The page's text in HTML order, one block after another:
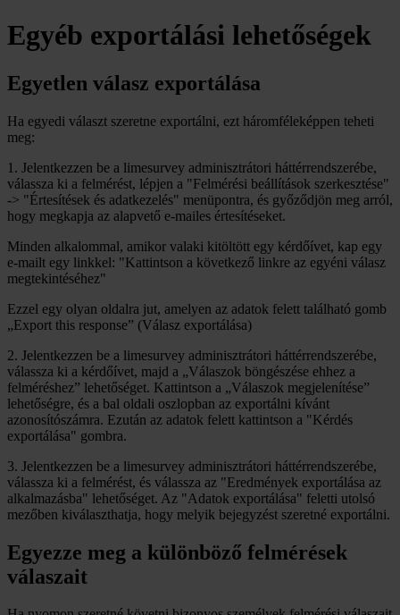
Egyéb exportálási lehetőségek
Egyetlen válasz exportálása
Ha egyedi választ szeretne exportálni, ezt háromféleképpen teheti
meg:
1. Jelentkezzen be a limesurvey adminisztrátori háttérrendszerébe,
válassza ki a felmérést, lépjen a "Felmérési beállítások szerkesztése"
-> "Értesítések és adatkezelés" menüpontra, és győződjön meg arról,
hogy megkapja az alapvető e-mailes értesítéseket.
Minden alkalommal, amikor valaki kitöltött egy kérdőívet, kap egy
e-mailt egy linkkel: "Kattintson a következő linkre az egyéni válasz
megtekintéséhez"
Ezzel egy olyan oldalra jut, amelyen az adatok felett található gomb
„Export this response” (Válasz exportálása)
2. Jelentkezzen be a limesurvey adminisztrátori háttérrendszerébe,
válassza ki a kérdőívet, majd a „Válaszok böngészése ehhez a
felméréshez” lehetőséget. Kattintson a „Válaszok megjelenítése”
lehetőségre, és a bal oldali oszlopban az exportálni kívánt
azonosítószámra. Ezután az adatok felett kattintson a "Kérdés
exportálása" gombra.
3. Jelentkezzen be a limesurvey adminisztrátori háttérrendszerébe,
válassza ki a felmérést, és válassza az "Eredmények exportálása az
alkalmazásba" lehetőséget. Az "Adatok exportálása" feletti utolsó
mezőben kiválaszthatja, hogy melyik bejegyzést szeretné exportálni.
Egyezze meg a különböző felmérések
válaszait